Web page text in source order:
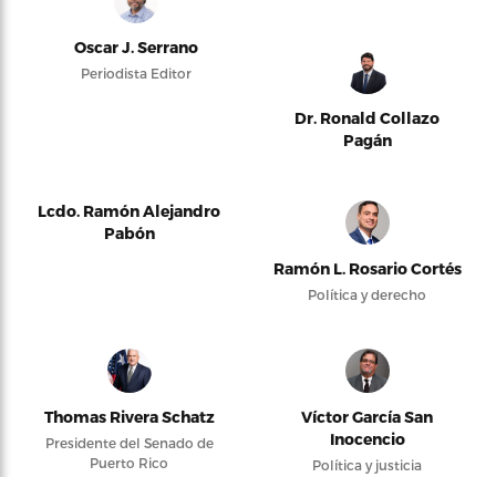
Oscar J. Serrano
Periodista Editor
Dr. Ronald Collazo
Pagán
Lcdo. Ramón Alejandro
Pabón
Ramón L. Rosario Cortés
Política y derecho
Thomas Rivera Schatz
Presidente del Senado de
Puerto Rico
Víctor García San
Inocencio
Política y justicia